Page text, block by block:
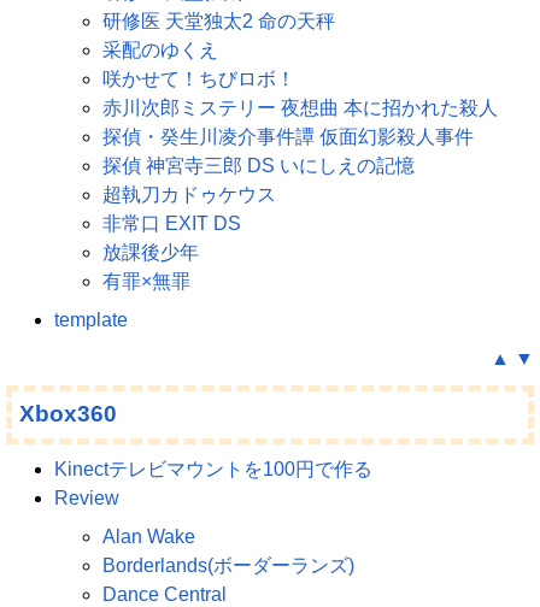
研修医 天堂独太2 命の天秤
采配のゆくえ
咲かせて！ちびロボ！
赤川次郎ミステリー 夜想曲 本に招かれた殺人
探偵・癸生川凌介事件譚 仮面幻影殺人事件
探偵 神宮寺三郎 DS いにしえの記憶
超執刀カドゥケウス
非常口 EXIT DS
放課後少年
有罪×無罪
template
▲
▼
Xbox360
Kinectテレビマウントを100円で作る
Review
Alan Wake
Borderlands(ボーダーランズ)
Dance Central